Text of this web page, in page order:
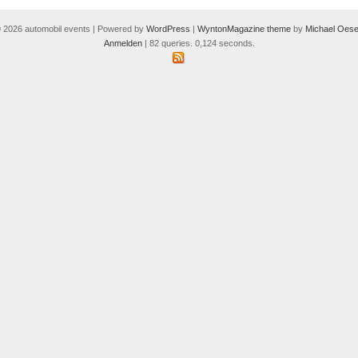
2026 automobil events | Powered by WordPress | WyntonMagazine theme by Michael
Anmelden| 82 queries. 0,124 seconds.